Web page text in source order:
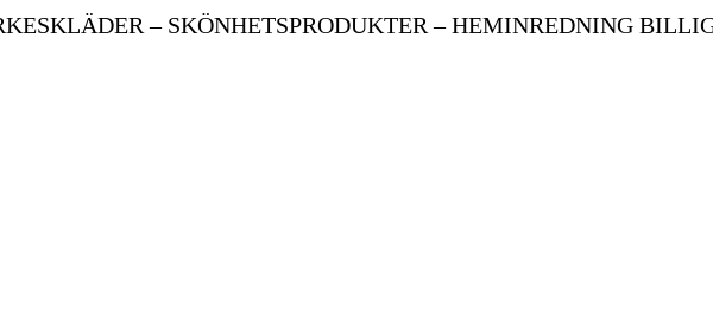
– SKÖNHETSPRODUKTER – HEMINREDNING